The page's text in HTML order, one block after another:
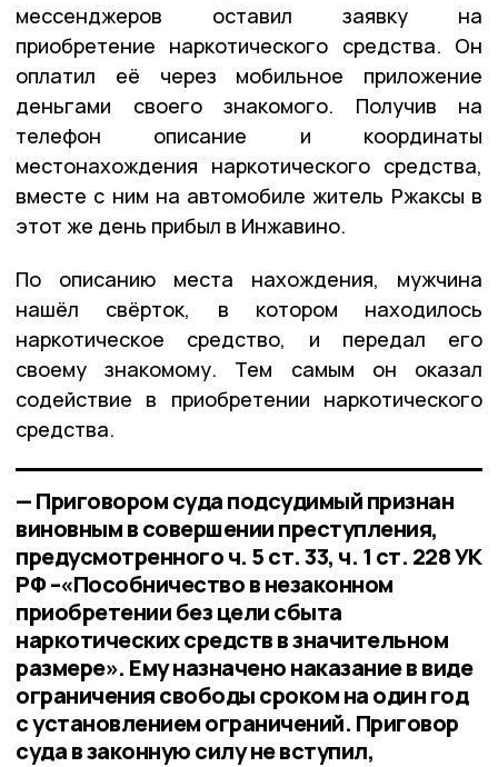
мессенджеров оставил заявку на
приобретение наркотического средства. Он
оплатил её через мобильное приложение
деньгами своего знакомого. Получив на
телефон описание и координаты
местонахождения наркотического средства,
вместе с ним на автомобиле житель Ржаксы в
этот же день прибыл в Инжавино.
По описанию места нахождения, мужчина
нашёл свёрток, в котором находилось
наркотическое средство, и передал его
своему знакомому. Тем самым он оказал
содействие в приобретении наркотического
средства.
— Приговором суда подсудимый признан
виновным в совершении преступления,
предусмотренного ч. 5 ст. 33, ч. 1 ст. 228 УК
РФ –«Пособничество в незаконном
приобретении без цели сбыта
наркотических средств в значительном
размере». Ему назначено наказание в виде
ограничения свободы сроком на один год
с установлением ограничений. Приговор
суда в законную силу не вступил,